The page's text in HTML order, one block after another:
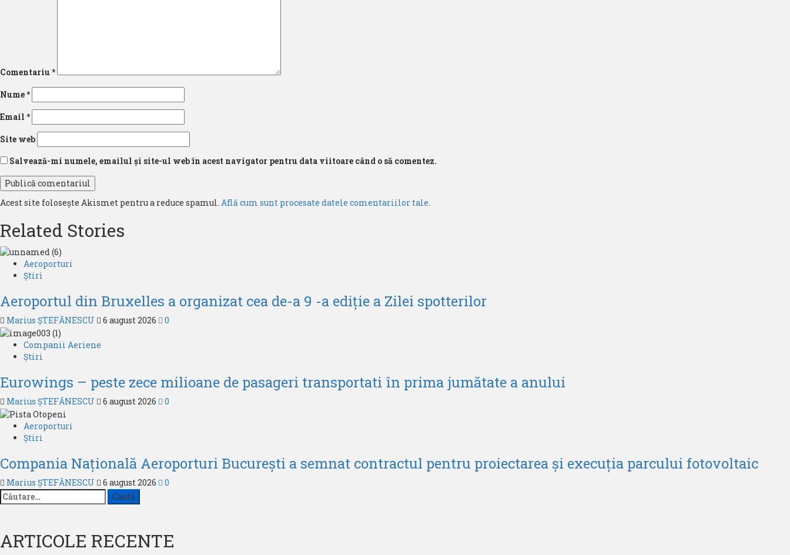
Comentariu*
Nume*
Email *
Site web
Salvează-mi numele, emailul și site-ul web în acest navigator pentru data viitoare când o să comentez.
Acest site folosește Akismet pentru a reduce spamul. Află cum sunt procesate datele comentariilor tale.
Related Stories
Aeroporturi
Știri
Aeroportul din Bruxelles a organizat cea de-a 9 -a ediție a Zilei spotterilor
Marius ȘTEFĂNESCU 6 august 2026 0
Companii Aeriene
Știri
Eurowings – peste zece milioane de pasageri transportati în prima jumătate a anului
Marius ȘTEFĂNESCU 6 august 2026 0
Aeroporturi
Știri
Compania Națională Aeroporturi București a semnat contractul pentru proiectarea și execuția parcului fotovoltaic
Marius ȘTEFĂNESCU 6 august 2026
0
Caută
după:
ARTICOLE RECENTE